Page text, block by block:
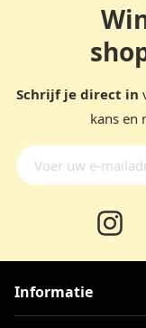
Schrijf je direct in
kans en
Informatie